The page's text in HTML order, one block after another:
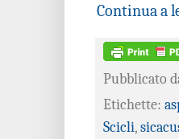
Continua a
Pubblicato
Etichette:
Scicli,